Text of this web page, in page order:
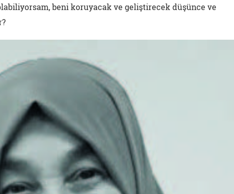
beni koruyacak ve geliştirecek düşünce ve